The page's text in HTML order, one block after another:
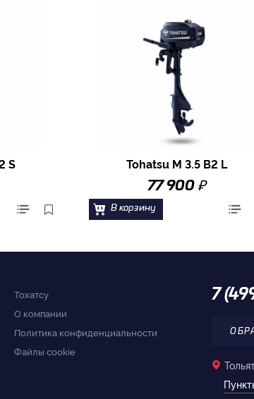
S Tohatsu M 3.5 B2 L
77 900 ₽
В корзину
Тохатсу
О компании
Политика конфиденциальности
Файлы cookie
7